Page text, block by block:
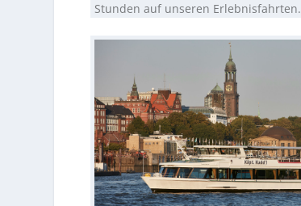
Stunden auf unseren Erlebnisfahrten.